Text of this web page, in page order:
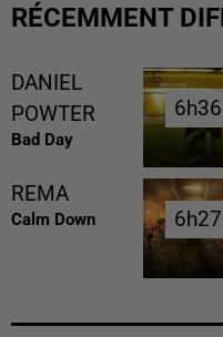
RÉCEMMENT
DANIEL
POWTER
Bad Day
6h36
6h36
REMA
Calm Down 6h27
6h27